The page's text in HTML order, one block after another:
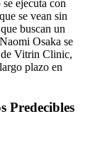
ejecuta con
se vean sin
buscan un
Osaka se
de Vitrin Clinic,
plazo en
Predecibles